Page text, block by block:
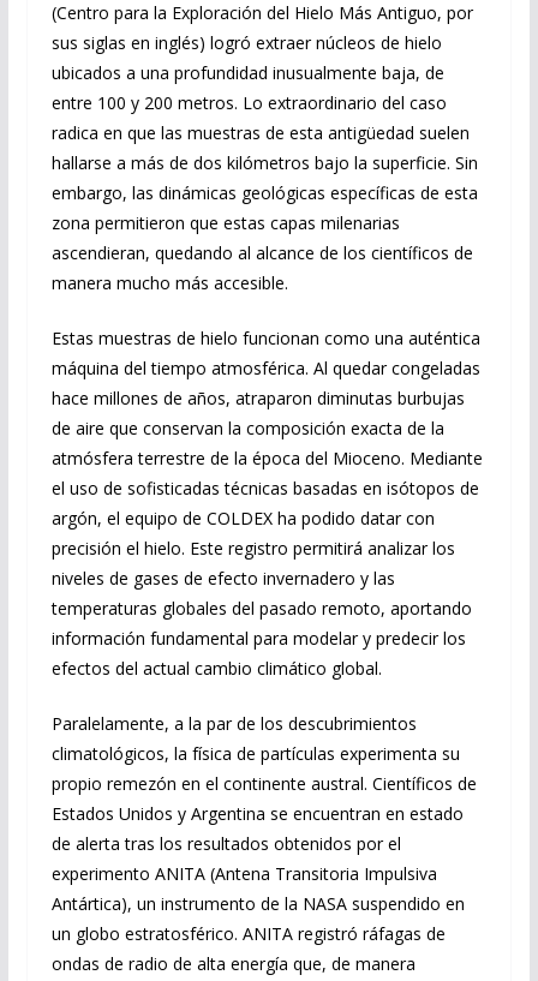
(Centro para la Exploración del Hielo Más Antiguo, por
sus siglas en inglés) logró extraer núcleos de hielo
ubicados a una profundidad inusualmente baja, de
entre 100 y 200 metros. Lo extraordinario del caso
radica en que las muestras de esta antigüedad suelen
hallarse a más de dos kilómetros bajo la superficie. Sin
embargo, las dinámicas geológicas específicas de esta
zona permitieron que estas capas milenarias
ascendieran, quedando al alcance de los científicos de
manera mucho más accesible.
Estas muestras de hielo funcionan como una auténtica
máquina del tiempo atmosférica. Al quedar congeladas
hace millones de años, atraparon diminutas burbujas
de aire que conservan la composición exacta de la
atmósfera terrestre de la época del Mioceno. Mediante
el uso de sofisticadas técnicas basadas en isótopos de
argón, el equipo de COLDEX ha podido datar con
precisión el hielo. Este registro permitirá analizar los
niveles de gases de efecto invernadero y las
temperaturas globales del pasado remoto, aportando
información fundamental para modelar y predecir los
efectos del actual cambio climático global.
Paralelamente, a la par de los descubrimientos
climatológicos, la física de partículas experimenta su
propio remezón en el continente austral. Científicos de
Estados Unidos y Argentina se encuentran en estado
de alerta tras los resultados obtenidos por el
experimento ANITA (Antena Transitoria Impulsiva
Antártica), un instrumento de la NASA suspendido en
un globo estratosférico. ANITA registró ráfagas de
ondas de radio de alta energía que, de manera